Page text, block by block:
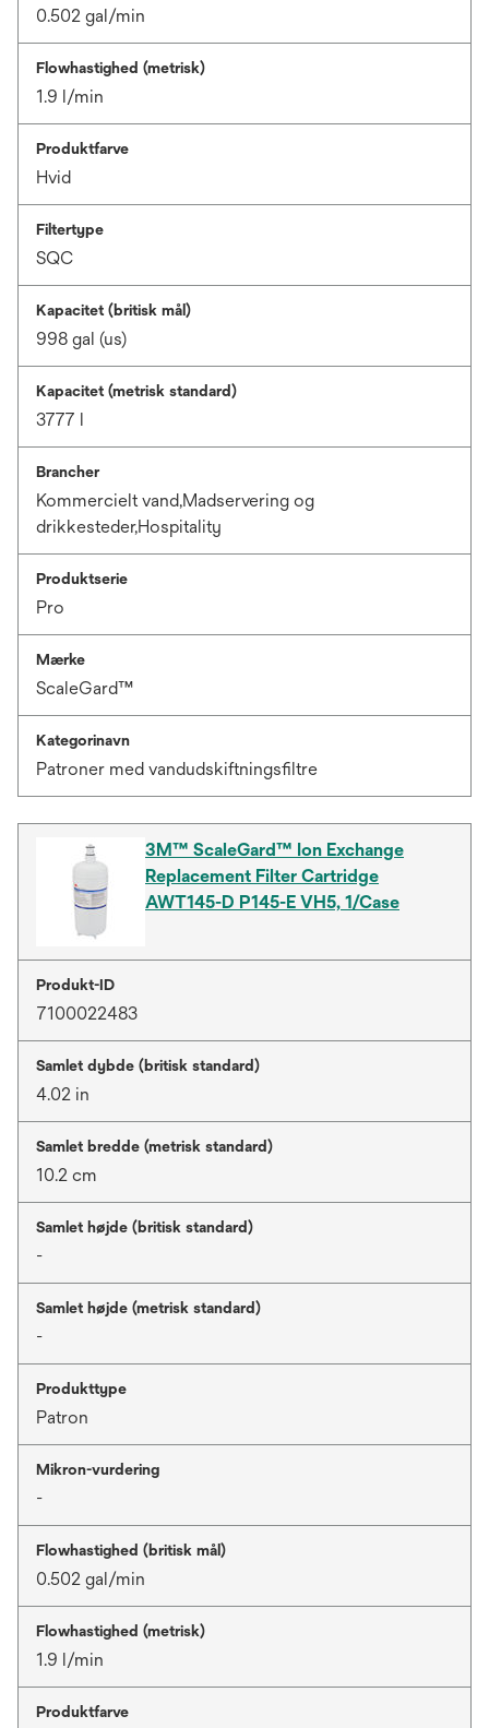
0.502 gal/min
Flowhastighed (metrisk)
1.9 l/min
Produktfarve
Hvid
Filtertype
SQC
Kapacitet (britisk mål)
998 gal (us)
Kapacitet (metrisk standard)
3777 l
Brancher
Kommercielt vand,Madservering og
drikkesteder,Hospitality
Produktserie
Pro
Mærke
ScaleGard™
Kategorinavn
Patroner med vandudskiftningsfiltre
3M™ ScaleGard™ Ion Exchange
Replacement Filter Cartridge
AWT145-D P145-E VH5, 1/Case
Produkt-ID
7100022483
Samlet dybde (britisk standard)
4.02 in
Samlet bredde (metrisk standard)
10.2 cm
Samlet højde (britisk standard)
-
Samlet højde (metrisk standard)
-
Produkttype
Patron
Mikron-vurdering
-
Flowhastighed (britisk mål)
0.502 gal/min
Flowhastighed (metrisk)
1.9 l/min
Produktfarve